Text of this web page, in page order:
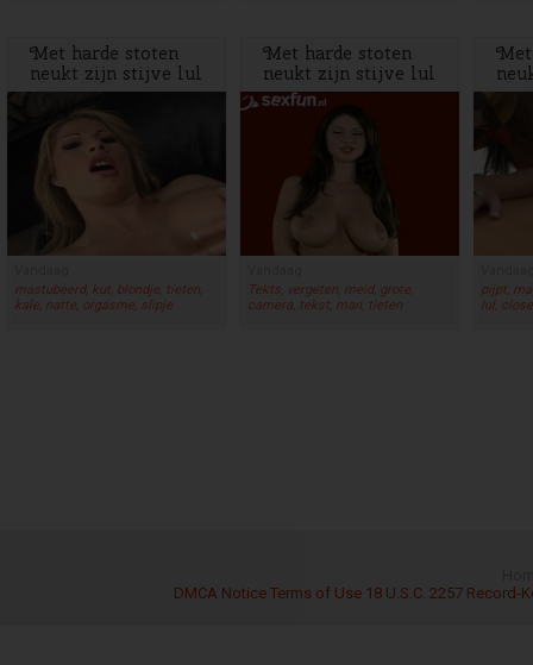
Met harde stoten
neukt zijn stijve lul
de meid met dikke
tieten
mastubeerd, kut, blondje, tieten,
kale, natte, orgasme, slipje
Met harde stoten
neukt zijn stijve lul
de meid met dikke
Tekts, vergeten, meid, grote,
camera, tekst, man, tieten
de
pijpt,
lul,
DMCA Notice Terms of Use 18 U.S.C. 2257